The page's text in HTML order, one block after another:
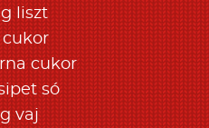
liszt
cukor
cukor
só
vaj